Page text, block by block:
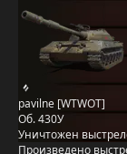
pavilne [WTWOT]
Об. 430У
Уничтожен
Произведено